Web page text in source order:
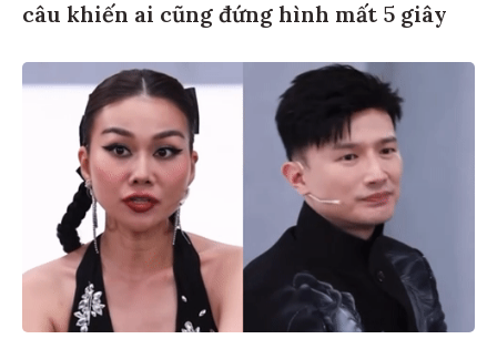
câu khiến ai cũng đứng hình mất 5 giây